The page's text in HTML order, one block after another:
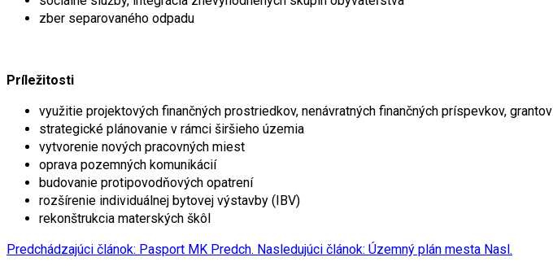
zber separovaného odpadu
Príležitosti
využitie projektových finančných prostriedkov, nenávratných finančných príspevkov, grantov
strategické plánovanie v rámci širšieho územia
vytvorenie nových pracovných miest
oprava pozemných komunikácií
budovanie protipovodňových opatrení
rozšírenie individuálnej bytovej výstavby (IBV)
rekonštrukcia materských škôl
Predchádzajúci článok: Pasport MK Predch. Nasledujúci článok: Územný plán mesta Nasl.